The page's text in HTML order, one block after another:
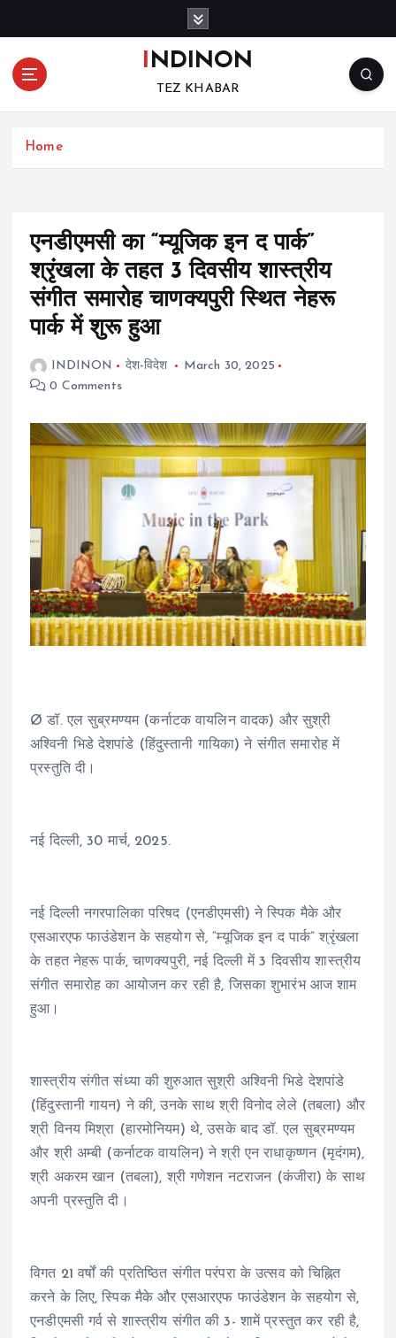
o
INDINON
TEZ KHABAR
Home
एनडीएमसी का “म्यूजिक इन द पार्क”
श्रृंखला के तहत 3 दिवसीय शास्त्रीय
संगीत समारोह चाणक्यपुरी स्थित नेहरू
पार्क में शुरू हुआ
INDINON देश-विदेश
March 30, 2025
0 Comments
Ø डॉ. एल सुब्रमण्यम (कर्नाटक वायलिन वादक) और सुश्री
अश्विनी भिडे देशपांडे (हिंदुस्तानी गायिका) ने संगीत समारोह में
प्रस्तुति दी।
नई दिल्ली, 30 मार्च, 2025.
नई दिल्ली नगरपालिका परिषद (एनडीएमसी) ने स्पिक मैके और
एसआरएफ फाउंडेशन के सहयोग से, “म्यूजिक इन द पार्क” श्रृंखला
के तहत नेहरू पार्क, चाणक्यपुरी, नई दिल्ली में 3 दिवसीय शास्त्रीय
संगीत समारोह का आयोजन कर रही है, जिसका शुभारंभ आज शाम
हुआ।
शास्त्रीय संगीत संध्या की शुरुआत सुश्री अश्विनी भिडे देशपांडे
(हिंदुस्तानी गायन) ने की, उनके साथ श्री विनोद लेले (तबला) और
श्री विनय मिश्रा (हारमोनियम) थे, उसके बाद डॉ. एल सुब्रमण्यम
और श्री अम्बी (कर्नाटक वायलिन) ने श्री एन राधाकृष्णन (मृदंगम),
श्री अकरम खान (तबला), श्री गणेशन नटराजन (कंजीरा) के साथ
अपनी प्रस्तुति दी।
विगत 21 वर्षों की प्रतिष्ठित संगीत परंपरा के उत्सव को चिह्नित
करने के लिए, स्पिक मैके और एसआरएफ फाउंडेशन के सहयोग से,
एनडीएमसी गर्व से शास्त्रीय संगीत की 3- शामें प्रस्तुत कर रही है,